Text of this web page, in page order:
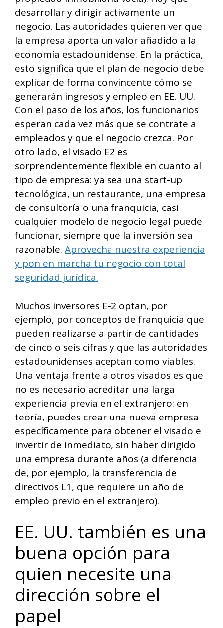
desarrollar y dirigir activamente un
negocio. Las autoridades quieren ver que
la empresa aporta un valor añadido a la
economía estadounidense. En la práctica,
esto significa que el plan de negocio debe
explicar de forma convincente cómo se
generarán ingresos y empleo en EE. UU.
Con el paso de los años, los funcionarios
esperan cada vez más que se contrate a
empleados y que el negocio crezca. Por
otro lado, el visado E2 es
sorprendentemente flexible en cuanto al
tipo de empresa: ya sea una start-up
tecnológica, un restaurante, una empresa
de consultoría o una franquicia, casi
cualquier modelo de negocio legal puede
funcionar, siempre que la inversión sea
razonable. Aprovecha nuestra experiencia
y pon en marcha tu negocio con total
seguridad jurídica.
Muchos inversores E-2 optan, por
ejemplo, por conceptos de franquicia que
pueden realizarse a partir de cantidades
de cinco o seis cifras y que las autoridades
estadounidenses aceptan como viables.
Una ventaja frente a otros visados es que
no es necesario acreditar una larga
experiencia previa en el extranjero: en
teoría, puedes crear una nueva empresa
específicamente para obtener el visado e
invertir de inmediato, sin haber dirigido
una empresa durante años (a diferencia
de, por ejemplo, la transferencia de
directivos L1, que requiere un año de
empleo previo en el extranjero).
EE. UU. también es una
buena opción para
quien necesite una
dirección sobre el
papel